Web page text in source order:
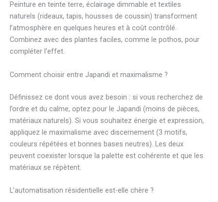
Peinture en teinte terre, éclairage dimmable et textiles
naturels (rideaux, tapis, housses de coussin) transforment
l’atmosphère en quelques heures et à coût contrôlé.
Combinez avec des plantes faciles, comme le pothos, pour
compléter l’effet.
Comment choisir entre Japandi et maximalisme ?
Définissez ce dont vous avez besoin : si vous recherchez de
l’ordre et du calme, optez pour le Japandi (moins de pièces,
matériaux naturels). Si vous souhaitez énergie et expression,
appliquez le maximalisme avec discernement (3 motifs,
couleurs répétées et bonnes bases neutres). Les deux
peuvent coexister lorsque la palette est cohérente et que les
matériaux se répètent.
L’automatisation résidentielle est-elle chère ?